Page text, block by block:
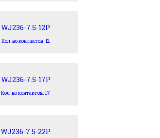
WJ236-7.5-12P
Кол-во контактов: 12
WJ236-7.5-17P
Кол-во контактов: 17
WJ236-7.5-22P